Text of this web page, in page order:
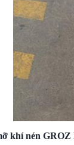
khí nén GROZ